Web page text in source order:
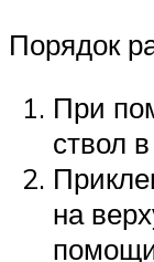
Порядок
При
ствол
на
помощи